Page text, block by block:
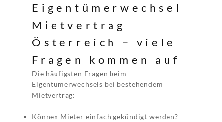
Eigentümerwechsel
Mietvertrag
Österreich – viele
Fragen kommen auf
Die häufigsten Fragen beim
Eigentümerwechsels bei bestehendem
Mietvertrag:
Können Mieter einfach gekündigt werden?